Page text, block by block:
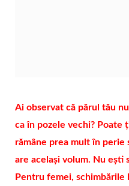
Ai observat că părul tău
ca în pozele vechi? Poate
rămâne prea mult în perie
are același volum. Nu ești
Pentru femei, schimbările